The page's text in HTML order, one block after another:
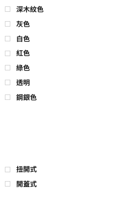
深木紋色
灰色
白色
紅色
綠色
透明
鋼銀色
扭開式
開蓋式